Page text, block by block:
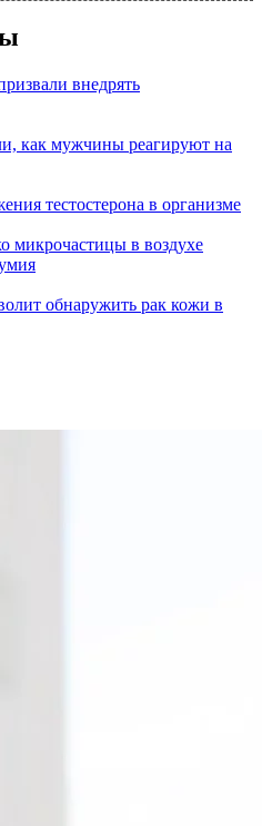
внедрять
как мужчины реагируют на
тестостерона в организме
микрочастицы в воздухе
обнаружить рак кожи в